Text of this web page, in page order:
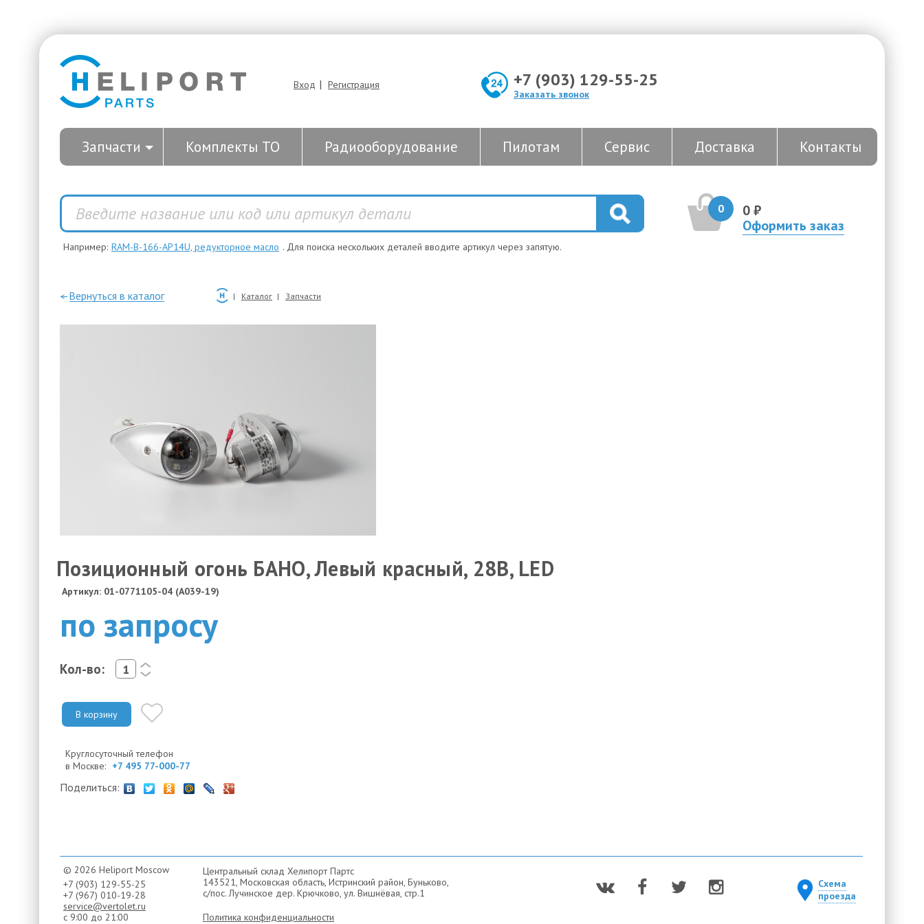
Вход | Регистрация +7 (903) 129-55-25
Заказать звонок
Запчасти Комплекты ТО Радиооборудование Пилотам Сервис Доставка Контакты
0
0 ₽
Оформить заказ
Например: RAM-B-166-AP14U, редукторное масло . Для поиска нескольких деталей вводите артикул через запятую.
—Вернуться в каталог Каталог Запчасти
Позиционный огонь БАНО, Левый красный, 28В, LED
Артикул: 01-0771105-04 (A039-19)
по запросу
Кол-во:
<
>
В корзину
Круглосуточный телефон
в Москве: +7 495 77-000-77
Поделиться:
© 2026 Heliport Moscow
+7 (903) 129-55-25
+7 (967) 010-19-28
service@vertolet.ru
с 9:00 до 21:00
Центральный склад Хелипорт Партс
143521, Московская область, Истринский район, Буньково,
с/пос. Лучинское дер. Крючково, ул. Вишнёвая, стр.1
Политика конфиденциальности
Схема
проезда